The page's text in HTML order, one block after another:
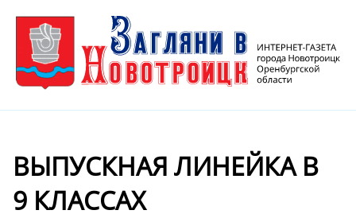
ВЫПУСКНАЯ ЛИНЕЙКА В
9 КЛАССАХ